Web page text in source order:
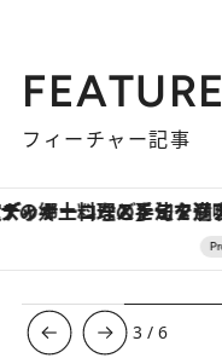
FEATURE
フィーチャー記事
3 /6